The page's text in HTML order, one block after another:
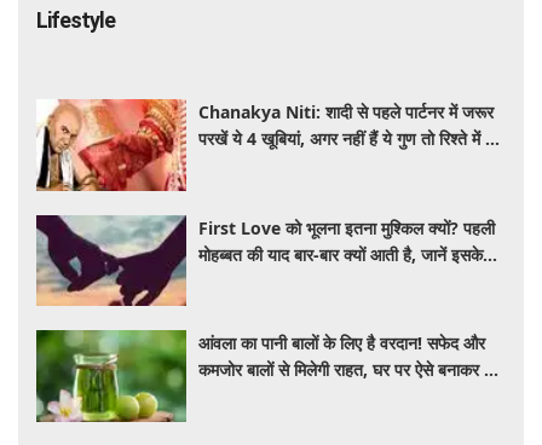
Lifestyle
Chanakya Niti: शादी से पहले पार्टनर में जरूर
परखें ये 4 खूबियां, अगर नहीं हैं ये गुण तो रिश्ते में बढ़
First Love को भूलना इतना मुश्किल क्यों? पहली
मोहब्बत की याद बार-बार क्यों आती है, जानें इसके
आंवला का पानी बालों के लिए है वरदान! सफेद और
कमजोर बालों से मिलेगी राहत, घर पर ऐसे बनाकर करें